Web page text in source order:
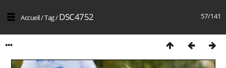
57/141
Accueil/Tag/DSC4752